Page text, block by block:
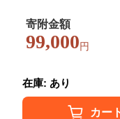
寄附金額
99,000 円
在庫: あり